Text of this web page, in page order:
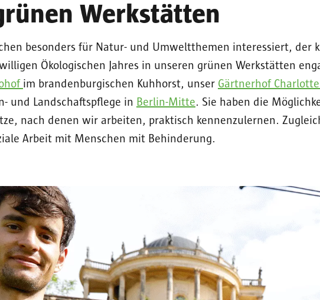
Werkstätten
besonders für Natur- und Umweltthemen interessiert, der
Ökologischen Jahres in unseren grünen Werkstätten
im brandenburgischen Kuhhorst, unser Gärtnerhof
und Landschaftspflege in Berlin-Mitte. Sie haben die
nach denen wir arbeiten, praktisch kennenzulernen.
Arbeit mit Menschen mit Behinderung.